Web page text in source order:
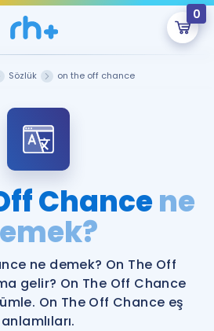
0
Hatırlamıyorum
Şu An Boş.
hazırlayacak onlarca eğitim seni
bekliyor!
İngilizce Gramer
Kariyer
Sözlük on the off chance
Chancene
ne demek? On The Off
gelir? On The Off Chance
On The Off Chance eş
anlamlıları.